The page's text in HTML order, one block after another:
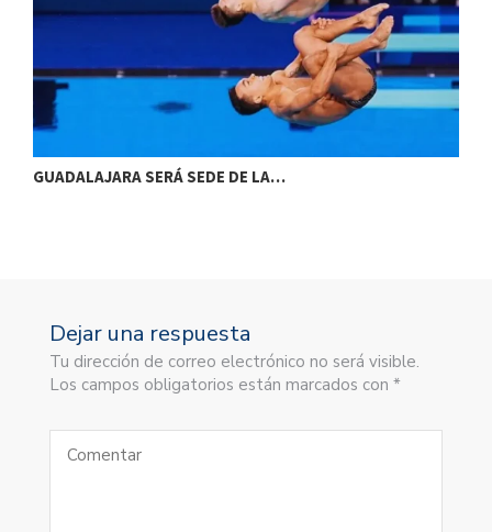
GUADALAJARA SERÁ SEDE DE LA…
Dejar una respuesta
Tu dirección de correo electrónico no será visible.
Los campos obligatorios están marcados con *